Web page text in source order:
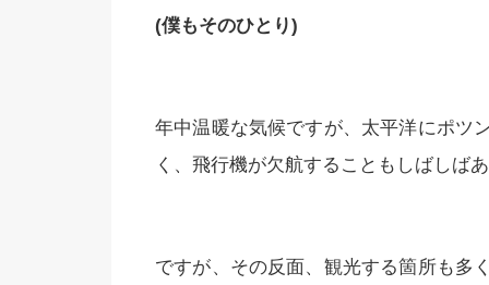
(僕もそのひとり)
年中温暖な気候ですが、太平洋にポツ
く、飛行機が欠航することもしばしば
ですが、その反面、観光する箇所も多